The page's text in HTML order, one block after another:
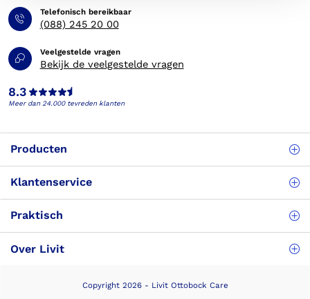
Telefonisch bereikbaar
(088) 245 20 00
Veelgestelde vragen
Bekijk de veelgestelde vragen
8.3
Meer dan 24.000 tevreden klanten
Producten
Klantenservice
Praktisch
Over Livit
Copyright 2026 - Livit Ottobock Care